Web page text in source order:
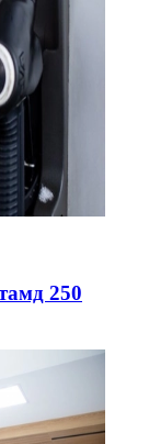
250